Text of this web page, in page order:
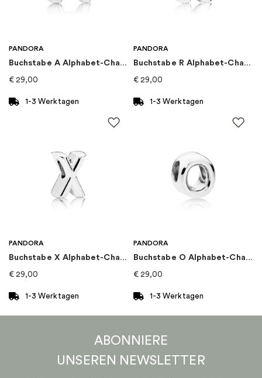
Marke:
Kollektion : Pandora Moments
PANDORA
Buchstabe A Alphabet-Charm
€ 29,00
1-3 Werktagen
PANDORA
Buchstabe R Alphabet-Charm
€ 29,00
1-3 Werktagen
PANDORA
Buchstabe X Alphabet-Charm
€ 29,00
1-3 Werktagen
PANDORA
Buchstabe O Alphabet-Charm
€ 29,00
1-3 Werktagen
ABONNIERE
UNSEREN NEWSLETTER